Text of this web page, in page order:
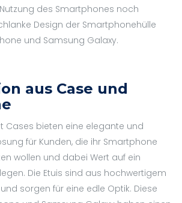
des Smartphones noch
Design der Smartphonehülle
und Samsung Galaxy.
aus Case und
Cases bieten eine elegante und
für Kunden, die ihr Smartphone
wollen und dabei Wert auf ein
Die Etuis sind aus hochwertigem
sorgen für eine edle Optik. Diese